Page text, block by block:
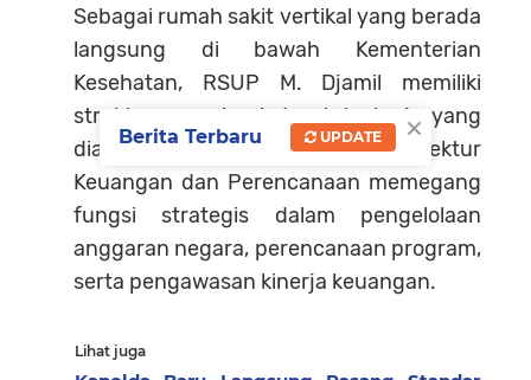
Sebagai rumah sakit vertikal yang berada
langsung di bawah Kementerian
Kesehatan, RSUP M. Djamil memiliki
struktur organisasi dan tata kerja yang
diatur secara ketat. Jabatan Direktur
Keuangan dan Perencanaan memegang
fungsi strategis dalam pengelolaan
anggaran negara, perencanaan program,
serta pengawasan kinerja keuangan.
Lihat juga
×
Berita Terbaru UPDATE